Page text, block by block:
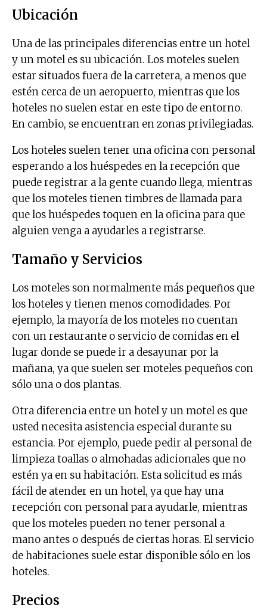
Ubicación
Una de las principales diferencias entre un hotel
y un motel es su ubicación. Los moteles suelen
estar situados fuera de la carretera, a menos que
estén cerca de un aeropuerto, mientras que los
hoteles no suelen estar en este tipo de entorno.
En cambio, se encuentran en zonas privilegiadas.
Los hoteles suelen tener una oficina con personal
esperando a los huéspedes en la recepción que
puede registrar a la gente cuando llega, mientras
que los moteles tienen timbres de llamada para
que los huéspedes toquen en la oficina para que
alguien venga a ayudarles a registrarse.
Tamaño y Servicios
Los moteles son normalmente más pequeños que
los hoteles y tienen menos comodidades. Por
ejemplo, la mayoría de los moteles no cuentan
con un restaurante o servicio de comidas en el
lugar donde se puede ir a desayunar por la
mañana, ya que suelen ser moteles pequeños con
sólo una o dos plantas.
Otra diferencia entre un hotel y un motel es que
usted necesita asistencia especial durante su
estancia. Por ejemplo, puede pedir al personal de
limpieza toallas o almohadas adicionales que no
estén ya en su habitación. Esta solicitud es más
fácil de atender en un hotel, ya que hay una
recepción con personal para ayudarle, mientras
que los moteles pueden no tener personal a
mano antes o después de ciertas horas. El servicio
de habitaciones suele estar disponible sólo en los
hoteles.
Precios